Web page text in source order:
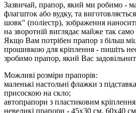
Зазвичай, прапор, який ми робимо -
флагшток або вудку, та
шовк" (поліестр), зображення
на зворотній виглядає майже так
Якщо Вам потрібен прапор з більш
прошивкою для кріплення - пишіть
зробимо прапор, який Вас
Можливі розміри прапорів:
маленькі настольні флажки з
присоскою на скло;
автопрапори з пластиковим
невеликі прапори - 45х30 см, 60х40